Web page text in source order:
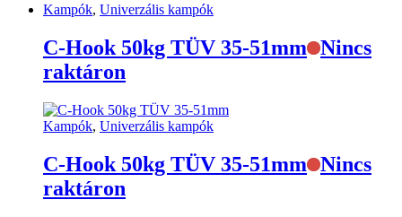
Kampók, Univerzális kampók
C-Hook 50kg TÜV 35-51mm
Nincs
raktáron
Kampók, Univerzális kampók
C-Hook 50kg TÜV 35-51mm
Nincs
raktáron